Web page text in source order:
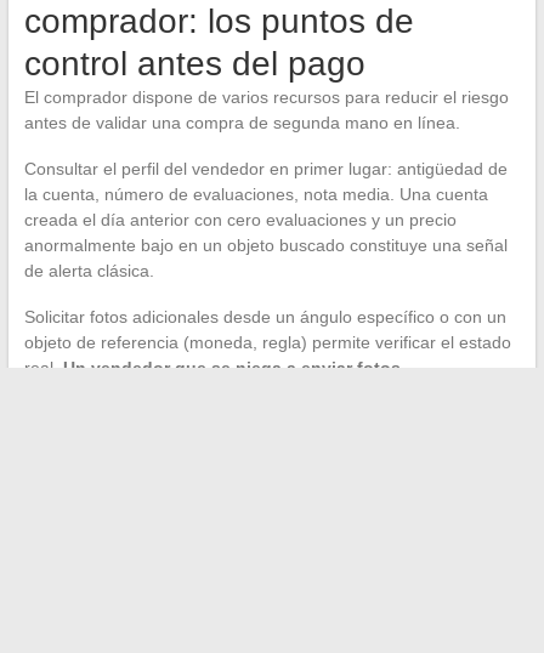
comprador: los puntos de
control antes del pago
El comprador dispone de varios recursos para reducir el riesgo
antes de validar una compra de segunda mano en línea.
Consultar el perfil del vendedor en primer lugar: antigüedad de
la cuenta, número de evaluaciones, nota media. Una cuenta
creada el día anterior con cero evaluaciones y un precio
anormalmente bajo en un objeto buscado constituye una señal
de alerta clásica.
Solicitar fotos adicionales desde un ángulo específico o con un
objeto de referencia (moneda, regla) permite verificar el estado
real. Un vendedor que se niega a enviar fotos